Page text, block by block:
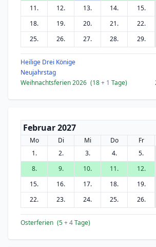
11.
12. 13. 14. 15.
18.
19. 20. 21. 22.
25.
26. 27. 28. 29.
Heilige Drei Könige
Neujahrstag
Weihnachtsferien 2026 (18+ 1 Tage)
Februar 2027
Mo Di Mi Do Fr
1.
2. 3. 4. 5.
8.
9. 10. 11. 12.
15.
16. 17. 18. 19.
22.
23. 24. 25. 26.
Osterferien (5+ 4Tage)